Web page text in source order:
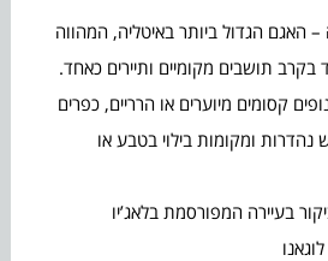
האגם הגדול ביותר באיטליה, המהווה
בקרב תושבים מקומיים ותיירים כאחד.
קסומים מיוערים או הרריים, כפרים
נהדרות ומקומות בילוי בטבע או
בעיירה המפורסמת בלאג’יו